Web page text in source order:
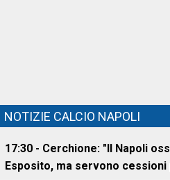
NOTIZIE CALCIO NAPOLI
17:30 - Cerchione: "Il Napoli
Esposito, ma servono